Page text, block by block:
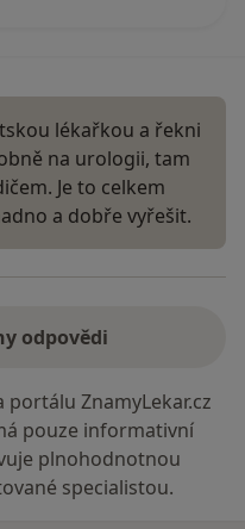
lékařkou a řekni
na urologii, tam
Je to celkem
a dobře vyřešit.
odpovědi
ZnamyLekar.cz
pouze informativní
plnohodnotnou
specialistou.